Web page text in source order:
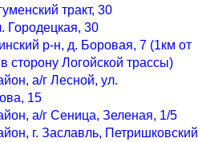
тракт, 30
Городецкая, 30
р-н, д. Боровая, 7 (1км от
сторону Логойской трассы)
а/г Лесной, ул.
15
а/г Сеница, Зеленая, 1/5
г. Заславль, Петришковский